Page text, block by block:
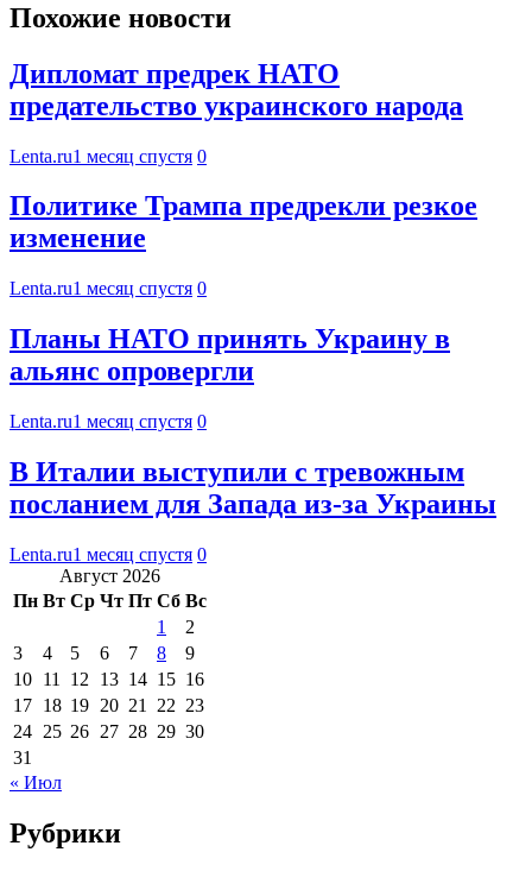
Похожие новости
Дипломат предрек НАТО
предательство украинского народа
Lenta.ru1 месяц спустя 0
Политике Трампа предрекли резкое
изменение
Lenta.ru1 месяц спустя 0
Планы НАТО принять Украину в
альянс опровергли
Lenta.ru1 месяц спустя 0
В Италии выступили с тревожным
посланием для Запада из-за Украины
Lenta.ru1 месяц спустя 0
Август 2026
Пн Вт Ср Чт Пт Сб Вс
1
2
3
4 5 6 7 8
9
10 11 12 13 14 15 16
17 18 19 20 21 22 23
24 25 26 27 28 29 30
31
« Июл
Рубрики